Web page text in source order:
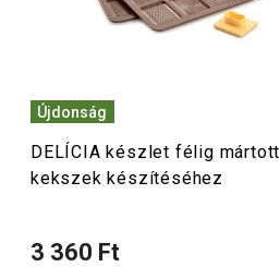
Újdonság
DELÍCIA készlet félig mártott
kekszek készítéséhez
3 360 Ft